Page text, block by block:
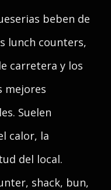
beben de
lunch counters,
carretera y los
mejores
Suelen
calor, la
del local.
shack, bun,